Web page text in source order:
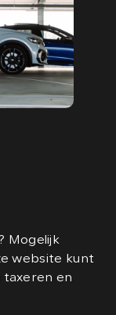
Mogelijk
website kunt
taxeren en